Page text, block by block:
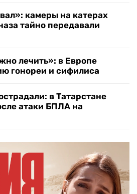
камеры на катерах
тайно передавали
лечить»: в Европе
гонореи и сифилиса
в Татарстане
атаки БПЛА на